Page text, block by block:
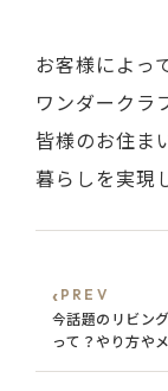
お客様によっ
ワンダークラ
皆様のお住ま
暮らしを実現
‹ PREV
今話題のリビン
って？やり方や